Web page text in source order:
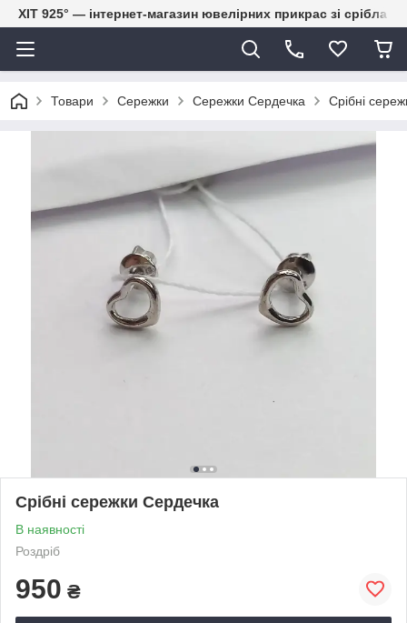
ХІТ 925° — інтернет-магазин ювелірних прикрас зі срібла
Товари Сережки Сережки Сердечка Срібні
Срібні сережки Сердечка
В наявності
Роздріб
950 ₴